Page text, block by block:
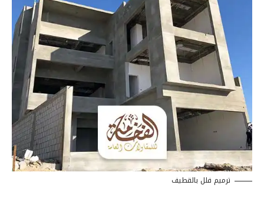
ترميم فلل بالقطيف